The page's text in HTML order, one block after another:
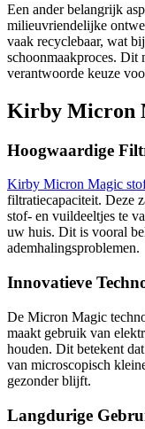
Een ander belangrijk
milieuvriendelijke
vaak recyclebaar, wat
schoonmaakproces. Dit
verantwoorde keuze
Kirby Micron
Hoogwaardige
Kirby Micron Magic
filtratiecapaciteit. Deze
stof- en vuildeeltjes te
uw huis. Dit is vooral
ademhalingsproblemen.
Innovatieve
De Micron Magic
maakt gebruik van
houden. Dit betekent
van microscopisch
gezonder blijft.
Langdurige